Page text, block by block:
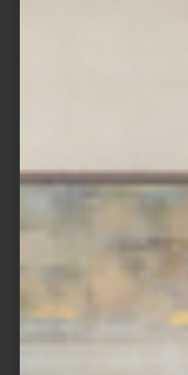
te van a recordar todo el año.
con una estupenda selección de
click, en nuestro espacio en